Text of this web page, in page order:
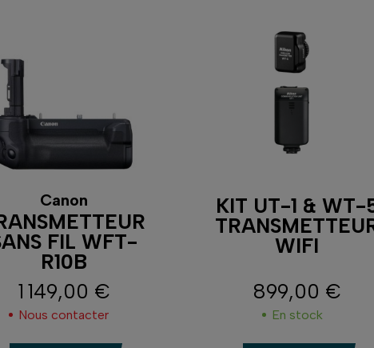
Canon
FIL WFT-
R10B
Prix
1 149,00 €
Nous contacter
KIT UT-1 & WT-
WIFI
Prix
899,00 €
En stock